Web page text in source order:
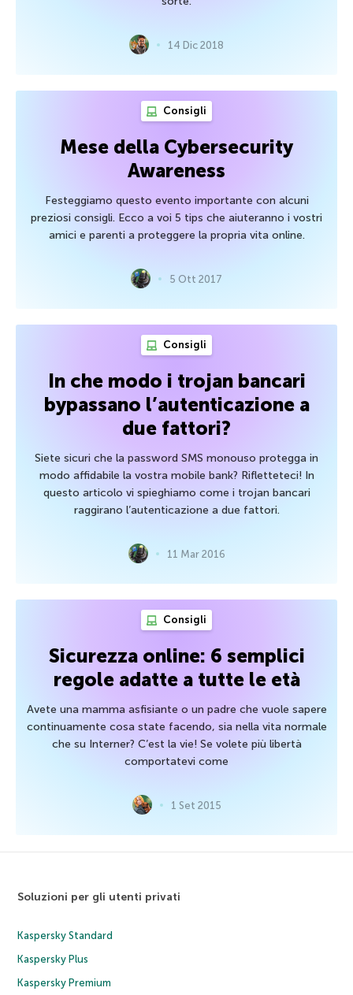
14 Dic 2018
Consigli
Mese della Cybersecurity
Awareness
Festeggiamo questo evento importante con alcuni
preziosi consigli. Ecco a voi 5 tips che aiuteranno i vostri
amici e parenti a proteggere la propria vita online.
5 Ott 2017
Consigli
In che modo i trojan bancari
bypassano l’autenticazione a
due fattori?
Siete sicuri che la password SMS monouso protegga in
modo affidabile la vostra mobile bank? Rifletteteci! In
questo articolo vi spieghiamo come i trojan bancari
raggirano l’autenticazione a due fattori.
11 Mar 2016
Consigli
Sicurezza online: 6 semplici
regole adatte a tutte le età
Avete una mamma asfisiante o un padre che vuole sapere
continuamente cosa state facendo, sia nella vita normale
che su Interner? C’est la vie! Se volete più libertà
comportatevi come
1 Set 2015
Soluzioni per gli utenti privati
Kaspersky Standard
Kaspersky Plus
Kaspersky Premium